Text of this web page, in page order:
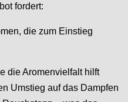
fordert:
die zum Einstieg
die Aromenvielfalt hilft
Umstieg auf das Dampfen